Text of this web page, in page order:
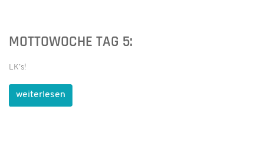
MOTTOWOCHE TAG 5:
LK’s!
weiterlesen